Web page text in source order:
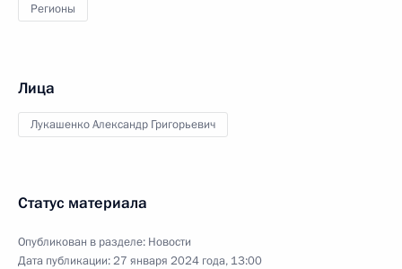
Регионы
Лица
Лукашенко Александр Григорьевич
Статус материала
Опубликован в разделе: Новости
Дата публикации:27 января 2024 года, 13:00